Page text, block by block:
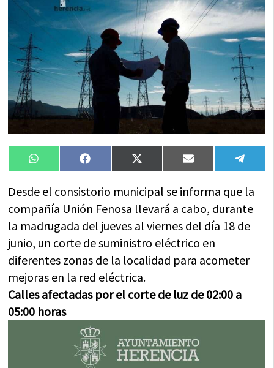
Compartir
en
WhatsAppCompartir
en
FacebookCompartir
en
X
(Twitter)
Compartir
en
Email
en
Desde el consistorio municipal se informa que la
compañía Unión Fenosa llevará a cabo, durante
la madrugada del jueves al viernes del día 18 de
junio, un corte de suministro eléctrico en
diferentes zonas de la localidad para acometer
mejoras en la red eléctrica.
Calles afectadas por el corte de luz de 02:00 a
05:00 horas